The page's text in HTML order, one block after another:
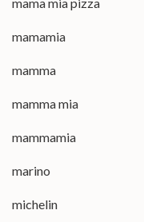
mamamia
mamma
mamma mia
mammamia
marino
michelin